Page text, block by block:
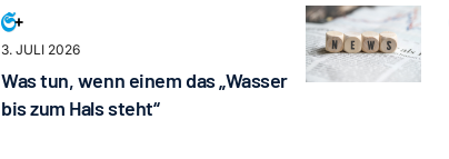
3. JULI 2026
Was tun, wenn einem das „Wasser
bis zum Hals steht“